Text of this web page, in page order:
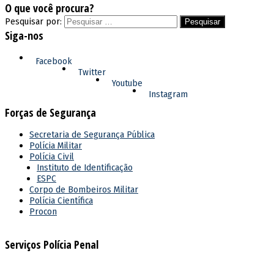
O que você procura?
Pesquisar por:
Siga-nos
Facebook
Twitter
Youtube
Instagram
Forças de Segurança
Secretaria de Segurança Pública
Polícia Militar
Polícia Civil
Instituto de Identificação
ESPC
Corpo de Bombeiros Militar
Polícia Científica
Procon
Serviços Polícia Penal